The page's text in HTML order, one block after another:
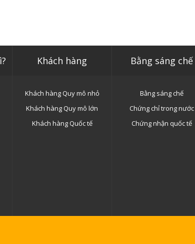
Khách hàng Bằng sáng chế
Khách hàng Quy mô nhỏ
Khách hàng Quy mô lớn
Khách hàng Quốc tế
Bằng sáng chế
Chứng chỉ trong nước
Chứng nhận quốc tế